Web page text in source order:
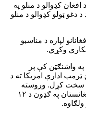
کډوالو د منلو په
دغو ټولو کډوالو د منلو
لپاره د مناسبو
وکړي.
واشنګټن کې پر
ټرمپ ادارې امریکا ته د
هم سخت کړل. وروسته
ټرمپ د یوه اجراییوي فرمان له لارې د افغانستان په ګډون د ۱۲
ولګاوه.